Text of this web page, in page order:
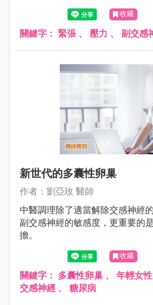
嚴重的有人年紀約20多歲已確診
甚至不明原因停經。
收藏
關鍵字： 緊張 、 壓力 、 副交感
新世代的多囊性卵巢
作者：劉亞玫 醫師
中醫調理除了適當解除交感神經
副交感神經的敏感度，更重要的
擔。
收藏
關鍵字： 多囊性卵巢 、 年輕女性
交感神經 、 糖尿病